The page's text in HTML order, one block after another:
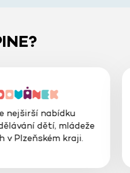
nejširší nabídku
dětí, mládeže
v Plzeňském kraji.